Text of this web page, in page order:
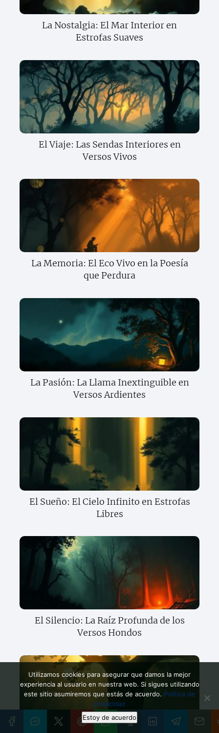
La Nostalgia: El Mar Interior en
Estrofas Suaves
El Viaje: Las Sendas Interiores en
Versos Vivos
La Memoria: El Eco Vivo en la Poesía
que Perdura
La Pasión: La Llama Inextinguible en
Versos Ardientes
El Sueño: El Cielo Infinito en Estrofas
Libres
El Silencio: La Raíz Profunda de los
Versos Hondos
Utilizamos cookies para asegurar que damos la mejor
experiencia al usuario en nuestra web. Si sigues utilizando
este sitio asumiremos que estás de acuerdo. Política de
privacidad
Estoy de acuerdo